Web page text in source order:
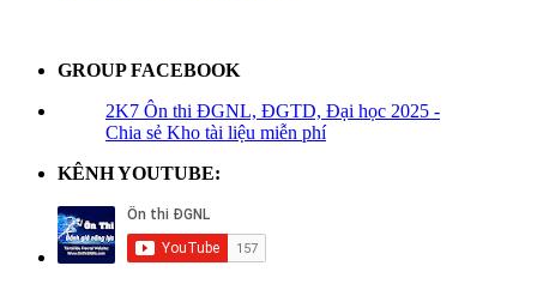
GROUP FACEBOOK
2K7 Ôn thi ĐGNL, ĐGTD, Đại học 2025 -
Chia sẻ Kho tài liệu miễn phí
KÊNH YOUTUBE: